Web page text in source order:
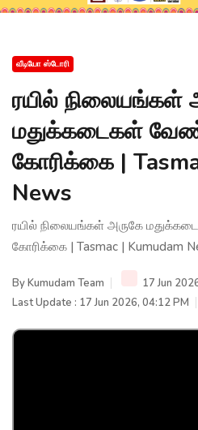
வீடியோ ஸ்டோரி
ரயில் நிலையங்கள்
மதுக்கடைகள்
கோரிக்கை |
News
ரயில் நிலையங்கள் அருகே
கோரிக்கை | Tasmac | Kumudam
ByKumudam Team
17 Jun
Last Update : 17 Jun 2026, 04:12 PM